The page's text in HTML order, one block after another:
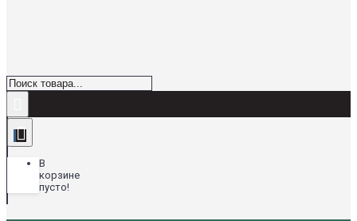
В
корзине
пусто!